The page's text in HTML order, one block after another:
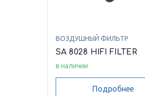
ВОЗДУШНЫЙ ФИЛЬТР
SA 8028 HIFI FILTER
в наличии
Подробнее